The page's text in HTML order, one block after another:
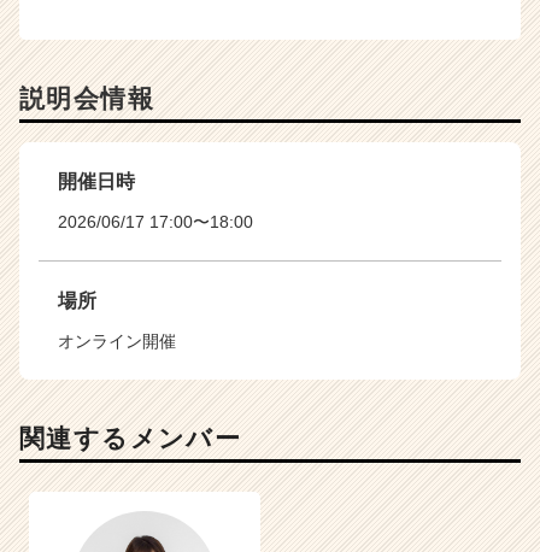
説明会情報
開催日時
2026/06/17 17:00〜18:00
場所
オンライン開催
関連するメンバー